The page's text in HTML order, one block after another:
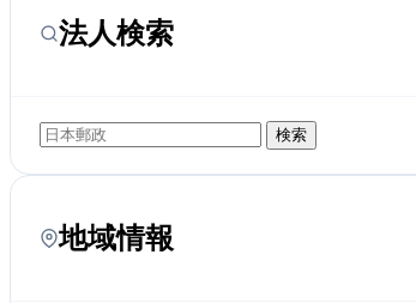
法人検索
検索
地域情報